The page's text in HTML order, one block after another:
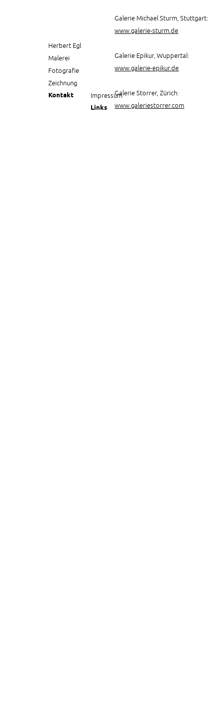
Galerie Michael Sturm, Stuttgart:
www.galerie-sturm.de
Galerie Epikur, Wuppertal:
www.galerie-epikur.de
Galerie Storrer, Zürich:
www.galeriestorrer.com
Herbert Egl
Malerei
Fotografie
Zeichnung
Kontakt